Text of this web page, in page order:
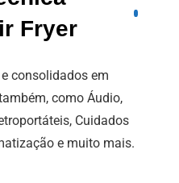
Fryer
consolidados em
como Áudio,
Cuidados
e muito mais.